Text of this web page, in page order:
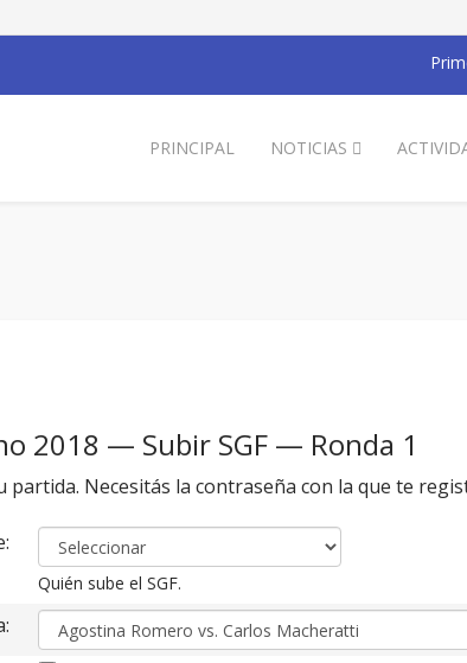
PRINCIPAL NOTICIAS
2018 — Subir SGF — Ronda 1
partida. Necesitás la contraseña con la que te
Quién sube el SGF.